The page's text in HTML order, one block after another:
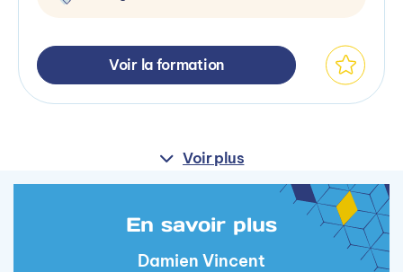
Voir la formation
Voir plus
En savoir plus
Damien Vincent